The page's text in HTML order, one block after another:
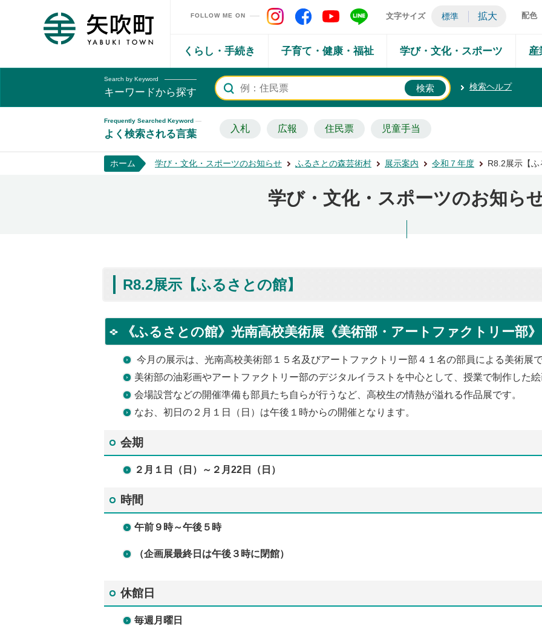
矢吹町ホームページ
FOLLOW ME ON 矢吹町 Instagram
矢吹町 Facebook
矢吹町 YouTube
矢吹町 LINE
文字サイズ 標準 拡大 配色
くらし・手続き 子育て・健康・福祉 学び・文化・スポーツ 産
Search by Keyword
キーワードから探す 検索ヘルプ
Frequently Searched Keyword
よく検索される言葉 入札 広報 住民票 児童手当
ホーム 学び・文化・スポーツのお知らせ ふるさとの森芸術村 展示案内 令和７年度 R8.2展示【
学び・文化・スポーツのお知ら
R8.2展示【ふるさとの館】
《ふるさとの館》光南高校美術展《美術部・アートファクトリー部》
今月の展示は、光南高校美術部１５名及びアートファクトリー部４１名の部員による美術展
美術部の油彩画やアートファクトリー部のデジタルイラストを中心として、授業で制作した
会場設営などの開催準備も部員たち自らが行うなど、高校生の情熱が溢れる作品展です。
なお、初日の２月１日（日）は午後１時からの開催となります。
会期
２月１日（日）～２月22日 （日）
時間
午前９時～午後５時
（企画展最終日は午後３時に閉館）
休館日
毎週月曜日